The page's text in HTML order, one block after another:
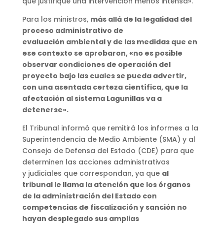
Para los ministros, más allá de la legalidad del
proceso administrativo de
evaluación ambiental y de las medidas que en
ese contexto se aprobaron, «no es posible
observar condiciones de operación del
proyecto bajo las cuales se pueda advertir,
con una asentada certeza científica, que la
afectación al sistema Lagunillas va a
detenerse».
El Tribunal informó que remitirá los informes a la
Superintendencia de Medio Ambiente (SMA) y al
Consejo de Defensa del Estado (CDE) para que
determinen las acciones administrativas
y judiciales que correspondan, ya que al
tribunal le llama la atención que los órganos
de la administración del Estado con
competencias de fiscalización y sanción no
hayan desplegado sus amplias